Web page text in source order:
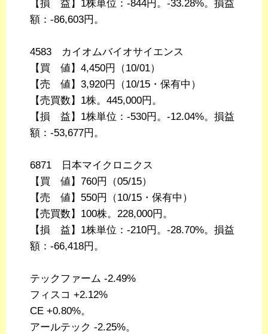
【損 益】1株単位：-844円。-33.28%。損益
額：-86,603円。
4583 カイオムバイオサイエンス
【買 値】4,450円（10/01）
【売 値】3,920円（10/15・保有中）
【売買数】1株。445,000円。
【損 益】1株単位：-530円。-12.04%。損益
額：-53,677円。
6871 日本マイクロニクス
【買 値】760円（05/15）
【売 値】550円（10/15・保有中）
【売買数】100株。228,000円。
【損 益】1株単位：-210円。-28.70%。損益
額：-66,418円。
テックファーム -2.49%
フィスコ +2.12%
CE +0.80%。
アールテック -2.25%。